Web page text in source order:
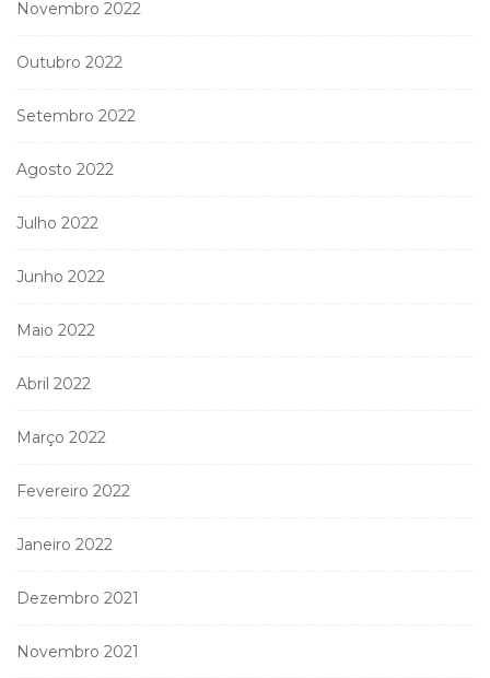
Novembro 2022
Outubro 2022
Setembro 2022
Agosto 2022
Julho 2022
Junho 2022
Maio 2022
Abril 2022
Março 2022
Fevereiro 2022
Janeiro 2022
Dezembro 2021
Novembro 2021